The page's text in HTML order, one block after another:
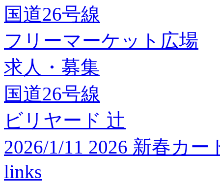
国道26号線
フリーマーケット広場
求人・募集
国道26号線
ビリヤード 辻
2026/1/11 2026 新春カ
links